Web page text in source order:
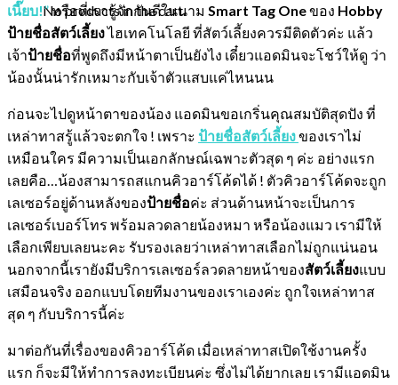
No products in the cart.
เนี๊ยบ!”หรือที่เรารู้จักกันดีในนาม Smart Tag Oneของ Hobby
ป้ายชื่อสัตว์เลี้ยงไฮเทคโนโลยี ที่สัตว์เลี้ยงควรมีติดตัวค่ะ แล้ว
เจ้าป้ายชื่อที่พูดถึงมีหน้าตาเป็นยังไง เดี๋ยวแอดมินจะโชว์ให้ดู ว่า
น้องนั้นน่ารักเหมาะกับเจ้าตัวแสบแค่ไหนนน
ก่อนจะไปดูหน้าตาของน้อง แอดมินขอเกริ่นคุณสมบัติสุดปัง ที่
เหล่าทาสรู้แล้วจะตกใจ ! เพราะ ป้ายชื่อสัตว์เลี้ยงของเราไม่
เหมือนใคร มีความเป็นเอกลักษณ์เฉพาะตัวสุด ๆ ค่ะ อย่างแรก
เลยคือ…น้องสามารถสแกนคิวอาร์โค้ดได้ ! ตัวคิวอาร์โค้ดจะถูก
เลเซอร์อยู่ด้านหลังของป้ายชื่อค่ะ ส่วนด้านหน้าจะเป็นการ
เลเซอร์เบอร์โทร พร้อมลวดลายน้องหมา หรือน้องแมว เรามีให้
เลือกเพียบเลยนะคะ รับรองเลยว่าเหล่าทาสเลือกไม่ถูกแน่นอน
นอกจากนี้เรายังมีบริการเลเซอร์ลวดลายหน้าของสัตว์เลี้ยงแบบ
เสมือนจริง ออกแบบโดยทีมงานของเราเองค่ะ ถูกใจเหล่าทาส
สุด ๆ กับบริการนี้ค่ะ
มาต่อกันที่เรื่องของคิวอาร์โค้ด เมื่อเหล่าทาสเปิดใช้งานครั้ง
แรก ก็จะมีให้ทำการลงทะเบียนค่ะ ซึ่งไม่ได้ยากเลย เรามีแอดมิน